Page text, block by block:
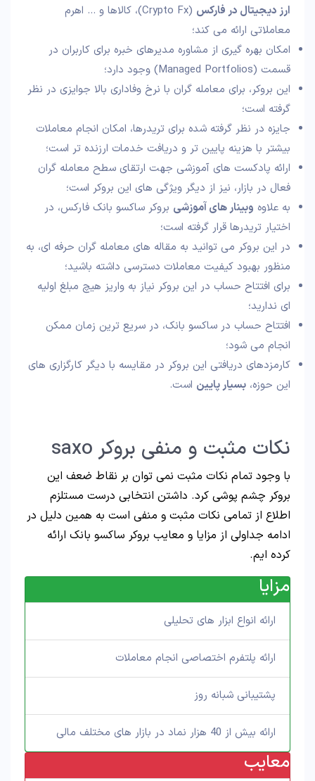
ارز دیجیتال در فارکس
(Crypto Fx)، کالاها و … اهرم
معاملاتی ارائه می کند؛
امکان بهره گیری از مشاوره مدیرهای خبره برای کاربران در
قسمت (Managed Portfolios) وجود دارد؛
این بروکر، برای معامله گران با نرخ وفاداری بالا جوایزی در نظر
گرفته است؛
جایزه در نظر گرفته شده برای تریدرها، امکان انجام معاملات
بیشتر با هزینه پایین تر و دریافت خدمات ارزنده تر است؛
ارائه پادکست های آموزشی جهت ارتقای سطح معامله گران
فعال در بازار، نیز از دیگر ویژگی های این بروکر است؛
به علاوه وبینار های آموزشی بروکر ساکسو بانک فارکس، در
اختیار تریدرها قرار گرفته است؛
در این بروکر می توانید به مقاله های معامله گران حرفه ای، به
منظور بهبود کیفیت معاملات دسترسی داشته باشید؛
برای افتتاح حساب در این بروکر نیاز به واریز هیچ مبلغ اولیه
ای ندارید؛
افتتاح حساب در ساکسو بانک، در سریع ترین زمان ممکن
انجام می شود؛
کارمزدهای دریافتی این بروکر در مقایسه با دیگر کارگزاری های
این حوزه، بسیار پایین است.
نکات مثبت و منفی بروکر saxo
با وجود تمام نکات مثبت نمی توان بر نقاط ضعف این
بروکر چشم پوشی کرد. داشتن انتخابی درست مستلزم
اطلاع از تمامی نکات مثبت و منفی است به همین دلیل در
ادامه جداولی از مزایا و معایب بروکر ساکسو بانک ارائه
کرده ایم.
مزایا
ارائه انواع ابزار های تحلیلی
ارائه پلتفرم اختصاصی انجام معاملات
پشتیبانی شبانه روز
ارائه بیش از 40 هزار نماد در بازار های مختلف مالی
معایب